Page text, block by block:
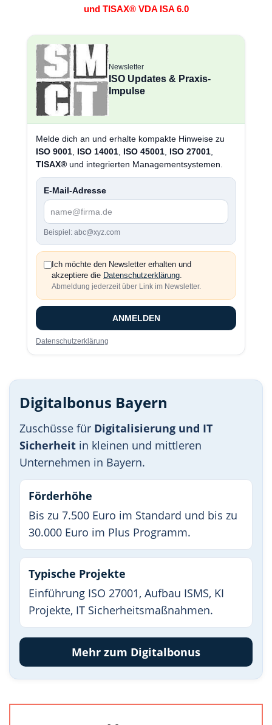
und TISAX® VDA ISA 6.0
Newsletter
ISO Updates & Praxis-
Impulse
Melde dich an und erhalte kompakte Hinweise zu
ISO 9001 ISO 14001 ISO 45001 ISO 27001
TISAX® und integrierten Managementsystemen.
E-Mail-Adresse
Beispiel: abc@xyz.com
Ich möchte den Newsletter erhalten und
akzeptiere die Datenschutzerklärung.
Abmeldung jederzeit über Link im Newsletter.
ANMELDEN
Datenschutzerklärung
Digitalbonus Bayern
Zuschüsse für Digitalisierung und IT
Sicherheit in kleinen und mittleren
Unternehmen in Bayern.
Förderhöhe
Bis zu 7.500 Euro im Standard und bis zu
30.000 Euro im Plus Programm.
Typische Projekte
Einführung ISO 27001, Aufbau ISMS, KI
Projekte, IT Sicherheitsmaßnahmen.
Mehr zum Digitalbonus